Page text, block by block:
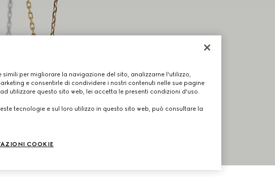
per migliorare la navigazione del sito, analizzarne l'utilizzo,
e consentirle di condividere i nostri contenuti nelle sue pagine
utilizzare questo sito web, lei accetta le presenti condizioni d'uso.
tecnologie e sul loro utilizzo in questo sito web, può consultare la
COOKIE